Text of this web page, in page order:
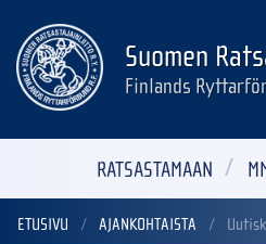
Suomen
Finlands
RATSASTAMAAN
ETUSIVU AJANKOHTAISTA